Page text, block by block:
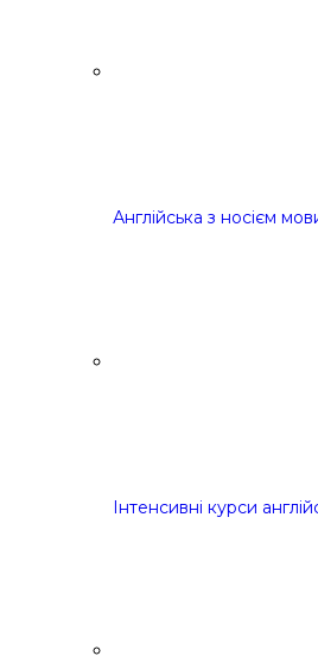
Англійська з носієм
Інтенсивні курси